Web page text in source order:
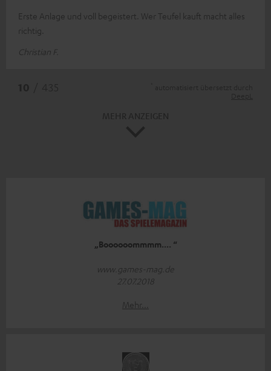
Erste Anlage und voll begeistert. Wer Teufel kauft macht alles
richtig.
Christian F.
„Boooooommmm.... “
www.games-mag.de
27.07.2018
Mehr...